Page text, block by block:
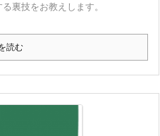
裏技をお教えします。
読む